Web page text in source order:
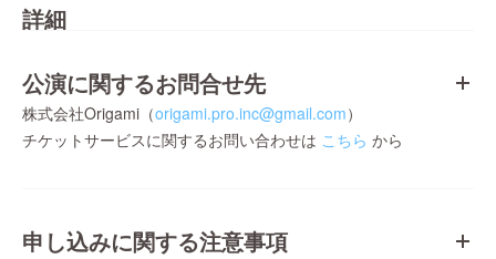
詳細
公演に関するお問合せ先
株式会社Origami（origami.pro.inc@gmail.com）
チケットサービスに関するお問い合わせは こちら から
申し込みに関する注意事項